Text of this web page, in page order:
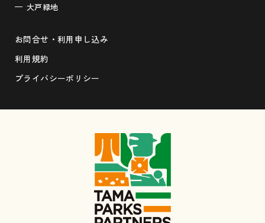
大戸緑地
お問合せ・利用申し込み
利用規約
プライバシーポリシー